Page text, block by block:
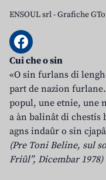
ENSOUL srl-Grafiche
Cui che o sin
«O sin furlans di
part de nazion
popul, une etnie, une
a àn balinât di chestis
agns indaûr o sin
(Pre Toni Beline, sul
Friûl”, Dicembar 1978)